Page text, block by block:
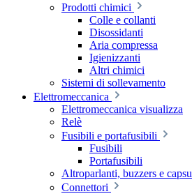
Prodotti chimici
Colle e collanti
Disossidanti
Aria compressa
Igienizzanti
Altri chimici
Sistemi di sollevamento
Elettromeccanica
Elettromeccanica visualizza
Relè
Fusibili e portafusibili
Fusibili
Portafusibili
Altroparlanti, buzzers e
Connettori